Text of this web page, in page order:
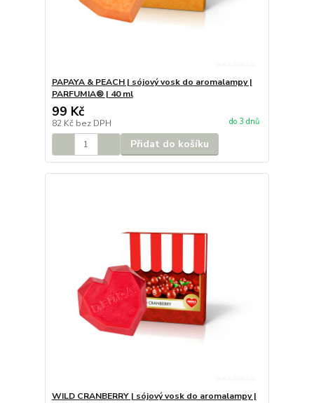
PAPAYA & PEACH | sójový vosk do aromalampy |
PARFUMIA® | 40 ml
99 Kč
82 Kč bez DPH do 3 dnů
Přidat do košíku
WILD CRANBERRY | sójový vosk do aromalampy |